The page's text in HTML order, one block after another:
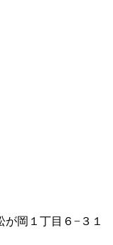
が岡１丁目６−３１